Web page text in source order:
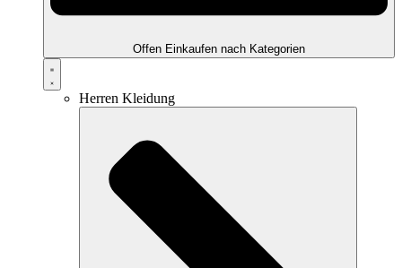
Offen Einkaufen nach Kategorien
Herren Kleidung